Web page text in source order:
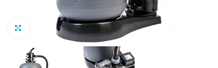
Clic para ampliar